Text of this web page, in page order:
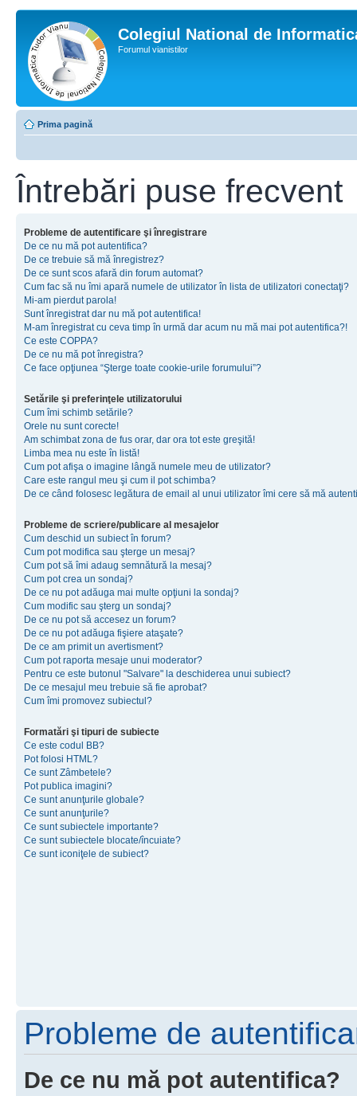
Colegiul National de
Forumul vianistilor
Prima pagină
Întrebări puse frecvent
Probleme de autentificare şi înregistrare
De ce nu mă pot autentifica?
De ce trebuie să mă înregistrez?
De ce sunt scos afară din forum automat?
Cum fac să nu îmi apară numele de utilizator în lista de utilizatori conectaţi?
Mi-am pierdut parola!
Sunt înregistrat dar nu mă pot autentifica!
M-am înregistrat cu ceva timp în urmă dar acum nu mă mai pot autentifica?!
Ce este COPPA?
De ce nu mă pot înregistra?
Ce face opţiunea “Şterge toate cookie-urile forumului”?
Setările şi preferinţele utilizatorului
Cum îmi schimb setările?
Orele nu sunt corecte!
Am schimbat zona de fus orar, dar ora tot este greşită!
Limba mea nu este în listă!
Cum pot afişa o imagine lângă numele meu de utilizator?
Care este rangul meu şi cum il pot schimba?
De ce când folosesc legătura de email al unui utilizator îmi cere să mă
Probleme de scriere/publicare al mesajelor
Cum deschid un subiect în forum?
Cum pot modifica sau şterge un mesaj?
Cum pot să îmi adaug semnătură la mesaj?
Cum pot crea un sondaj?
De ce nu pot adăuga mai multe opţiuni la sondaj?
Cum modific sau şterg un sondaj?
De ce nu pot să accesez un forum?
De ce nu pot adăuga fişiere ataşate?
De ce am primit un avertisment?
Cum pot raporta mesaje unui moderator?
Pentru ce este butonul "Salvare" la deschiderea unui subiect?
De ce mesajul meu trebuie să fie aprobat?
Cum îmi promovez subiectul?
Formatări şi tipuri de subiecte
Ce este codul BB?
Pot folosi HTML?
Ce sunt Zâmbetele?
Pot publica imagini?
Ce sunt anunţurile globale?
Ce sunt anunţurile?
Ce sunt subiectele importante?
Ce sunt subiectele blocate/încuiate?
Ce sunt iconiţele de subiect?
Probleme de
De ce nu mă pot autentifica?